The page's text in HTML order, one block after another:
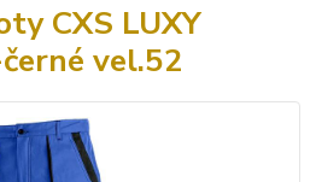
CXS LUXY
vel.52